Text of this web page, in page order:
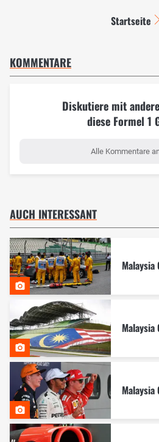
Startseite
KOMMENTARE
Diskutiere mit
diese Formel 1
Alle Kommentare
AUCH INTERESSANT
Malaysia